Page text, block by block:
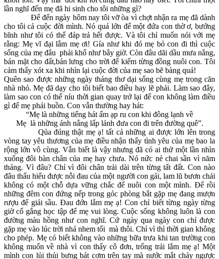
lần nghĩ đến mẹ đã hi sinh cho tôi những gì?
Để đến ngày hôm nay tôi vỡ òa vì chợt nhận ra mẹ đã dành
cho tôi cả cuộc đời mình. Nó quá lớn để một đứa con thờ ơ, bướng
bĩnh như tôi có thể đáp trả hết được. Và tôi chỉ muốn nói với mẹ
rằng: Mẹ vĩ đại lắm mẹ ơi! Gía như khi đó mẹ bỏ con đi thì cuộc
sống của mẹ đâu phải khổ như bây giờ. Còn đâu dãi dầu mưa nắng,
bán mặt cho đất,bán lưng cho trời để kiếm từng đồng nuôi con. Tôi
cảm thấy xót xa khi nhìn lại cuộc đời của mẹ sao bẽ bàng quá!
Quên sao được những ngày tháng thơ dại sống cùng mẹ trong căn
nhà nhỏ. Mẹ đã dạy cho tôi biết bao điều hay lẽ phải. Làm sao đây,
làm sao con có thể níu thời gian quay trở lại để con không làm điều
gì để mẹ phải buồn. Con vẫn thường hay hát:
“Mẹ là những tiếng hát ấm ạp ru con khi đông lạnh về
Mẹ là những ánh nắng lấp lánh đưa con đi trên đường quê”.
Qủa đúng thật mẹ ạ! tất cả những ai được lớn lên trong
vòng tay yêu thương của mẹ điều nhận thấy tình yêu của mẹ bao la
rộng lớn vô cùng. Vẫn biết là vậy nhưng đã có ai thử một lần nhìn
xuống đôi bàn chân của mẹ hay chưa. Nó nức nẻ chai sần vì năm
tháng. Vì đâu? Chỉ vì đôi chân trải dài trên từng tất đất. Con nào
đâu thấu hiểu được nỗi đau của một người con gái, lam lũ bươn chải
không có một chỗ dựa vững chắc để nuôi con một mình. Để rồi
những đêm con đứng nếp trong góc phòng bắt gặp mẹ đang mượn
rượu để giải sầu. Đau đớn lắm mẹ ạ! Con chỉ biết từng ngày từng
giờ cố gắng học tập để mẹ vui lòng. Cuộc sống không luôn là con
đường màu hồng như con nghĩ. Cứ ngày qua ngày con chỉ được
gặp mẹ vào lúc trời nhá nhem tối mà thôi. Chỉ vì thì thời gian không
cho phép. Mẹ có biết không vào những bữa trưa khi tan trường con
không muốn về nhà vì con thấy cô đơn, trống trải lắm mẹ ạ! Một
mình con lủi thủi bưng bát cơm trên tay mà nước mắt chảy ngược